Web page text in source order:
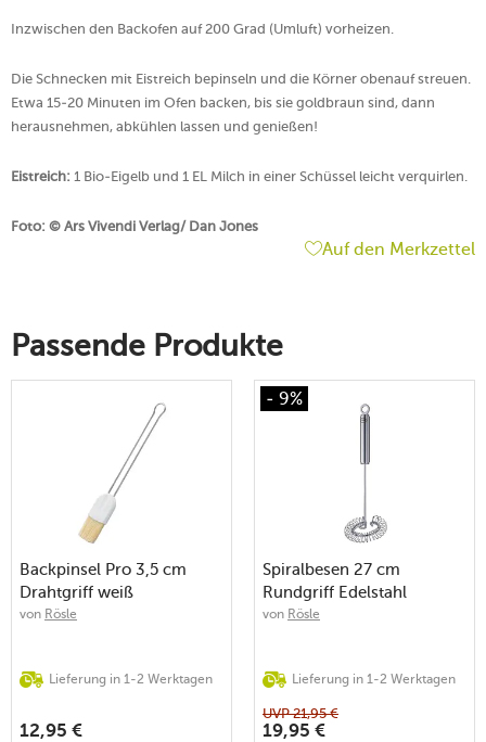
Inzwischen den Backofen auf 200 Grad (Umluft) vorheizen.
Die Schnecken mit Eistreich bepinseln und die Körner obenauf streuen.
Etwa 15-20 Minuten im Ofen backen, bis sie goldbraun sind, dann
herausnehmen, abkühlen lassen und genießen!
Eistreich: 1 Bio-Eigelb und 1 EL Milch in einer Schüssel leicht verquirlen.
Foto: © Ars Vivendi Verlag/ Dan Jones
Auf den Merkzettel
Passende Produkte
Backpinsel Pro 3,5 cm
Drahtgriff weiß
von Rösle
Lieferung in 1-2 Werktagen
12,95 €
- 9%
Spiralbesen 27 cm
Rundgriff Edelstahl
von Rösle
Lieferung in 1-2 Werktagen
UVP21,95 €
19,95 €